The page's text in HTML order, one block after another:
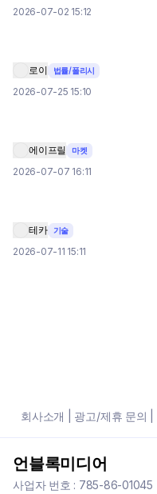
2026-07-02 15:12
로이 법률/폴리시
2026-07-25 15:10
에이프릴 마켓
2026-07-07 16:11
테카 기술
2026-07-11 15:11
회사소개 광고/제휴 문의
언블록미디어
사업자 번호 : 785-86-01045